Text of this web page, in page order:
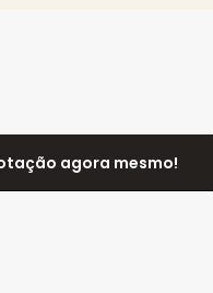
agora mesmo!